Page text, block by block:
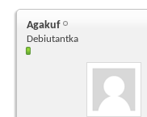
Agakuf
Debiutantka